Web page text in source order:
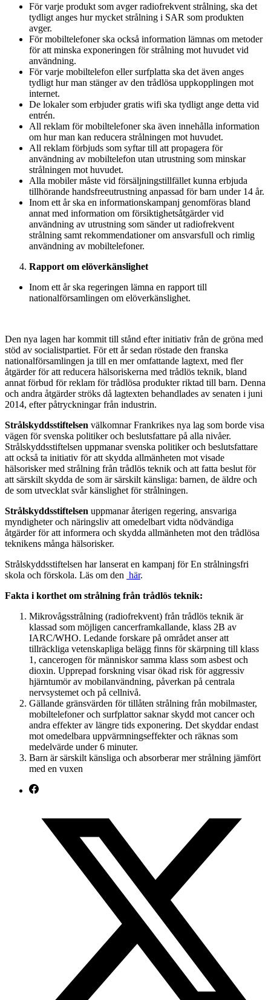
För varje produkt som avger radiofrekvent strålning, ska det
tydligt anges hur mycket strålning i SAR som produkten
avger.
För mobiltelefoner ska också information lämnas om metoder
för att minska exponeringen för strålning mot huvudet vid
användning.
För varje mobiltelefon eller surfplatta ska det även anges
tydligt hur man stänger av den trådlösa uppkopplingen mot
internet.
De lokaler som erbjuder gratis wifi ska tydligt ange detta vid
entrén.
All reklam för mobiltelefoner ska även innehålla information
om hur man kan reducera strålningen mot huvudet.
All reklam förbjuds som syftar till att propagera för
användning av mobiltelefon utan utrustning som minskar
strålningen mot huvudet.
Alla mobiler måste vid försäljningstillfället kunna erbjuda
tillhörande handsfreeutrustning anpassad för barn under 14 år.
Inom ett år ska en informationskampanj genomföras bland
annat med information om försiktighetsåtgärder vid
användning av utrustning som sänder ut radiofrekvent
strålning samt rekommendationer om ansvarsfull och rimlig
användning av mobiltelefoner.
Rapport om elöverkänslighet
Inom ett år ska regeringen lämna en rapport till
nationalförsamlingen om elöverkänslighet.
Den nya lagen har kommit till stånd efter initiativ från de gröna med
stöd av socialistpartiet. För ett år sedan röstade den franska
nationalförsamlingen ja till en mer omfattande lagtext, med fler
åtgärder för att reducera hälsoriskerna med trådlös teknik, bland
annat förbud för reklam för trådlösa produkter riktad till barn. Denna
och andra åtgärder ströks då lagtexten behandlades av senaten i juni
2014, efter påtryckningar från industrin.
Strålskyddsstiftelsen välkomnar Frankrikes nya lag som borde visa
vägen för svenska politiker och beslutsfattare på alla nivåer.
Strålskyddsstiftelsen uppmanar svenska politiker och beslutsfattare
att också ta initiativ för att skydda allmänheten mot visade
hälsorisker med strålning från trådlös teknik och att fatta beslut för
att särskilt skydda de som är särskilt känsliga: barnen, de äldre och
de som utvecklat svår känslighet för strålningen.
Strålskyddsstiftelsen uppmanar återigen regering, ansvariga
myndigheter och näringsliv att omedelbart vidta nödvändiga
åtgärder för att informera och skydda allmänheten mot den trådlösa
teknikens många hälsorisker.
Strålskyddsstiftelsen har lanserat en kampanj för En strålningsfri
skola och förskola. Läs om den här.
Fakta i korthet om strålning från trådlös teknik:
Mikrovågsstrålning (radiofrekvent) från trådlös teknik är
klassad som möjligen cancerframkallande, klass 2B av
IARC/WHO. Ledande forskare på området anser att
tillräckliga vetenskapliga belägg finns för skärpning till klass
1, cancerogen för människor samma klass som asbest och
dioxin. Upprepad forskning visar ökad risk för aggressiv
hjärntumör av mobilanvändning, påverkan på centrala
nervsystemet och på cellnivå.
Gällande gränsvärden för tillåten strålning från mobilmaster,
mobiltelefoner och surfplattor saknar skydd mot cancer och
andra effekter av längre tids exponering. Det skyddar endast
mot omedelbara uppvärmningseffekter och räknas som
medelvärde under 6 minuter.
Barn är särskilt känsliga och absorberar mer strålning jämfört
med en vuxen